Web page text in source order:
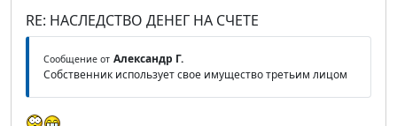
RE: НАСЛЕДСТВО ДЕНЕГ НА СЧЕТЕ
Сообщение от Александр Г.
Собственник использует свое имущество третьим лицом